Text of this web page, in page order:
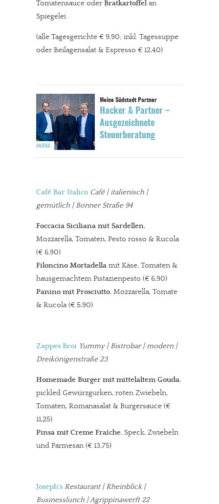
Tomatensauce oder Bratkartoffelan
Spiegelei
(alle Tagesgerichte € 9,90; inkl. Tagessuppe
oder Beilagensalat & Espresso € 12,40)
Hacker & Partner –
Ausgezeichnete
Steuerberatung
Café Bar Italico Café | italienisch |
gemütlich | Bonner Straße 94
Foccacia Siciliana mit Sardellen,
Mozzarella, Tomaten, Pesto rosso & Rucola
(€ 6,90)
Filoncino Mortadella mit Käse, Tomaten &
hausgemachtem Pistazienpesto (€ 6,90)
Panino mit Prosciutto, Mozzarella, Tomate
& Rucola (€ 5,90)
Zappes Broi Yummy| Bistrobar | modern |
Dreikönigenstraße 23
Homemade Burger mit mittelaltem Gouda,
pickled Gewürzgurken, roten Zwiebeln,
Tomaten, Romanasalat & Burgersauce (€
11,25)
Pinsa mit Creme Fraîche, Speck, Zwiebeln
und Parmesan (€ 13,75)
Joseph´s Restaurant| Rheinblick |
Businesslunch | Agrippinawerft 22